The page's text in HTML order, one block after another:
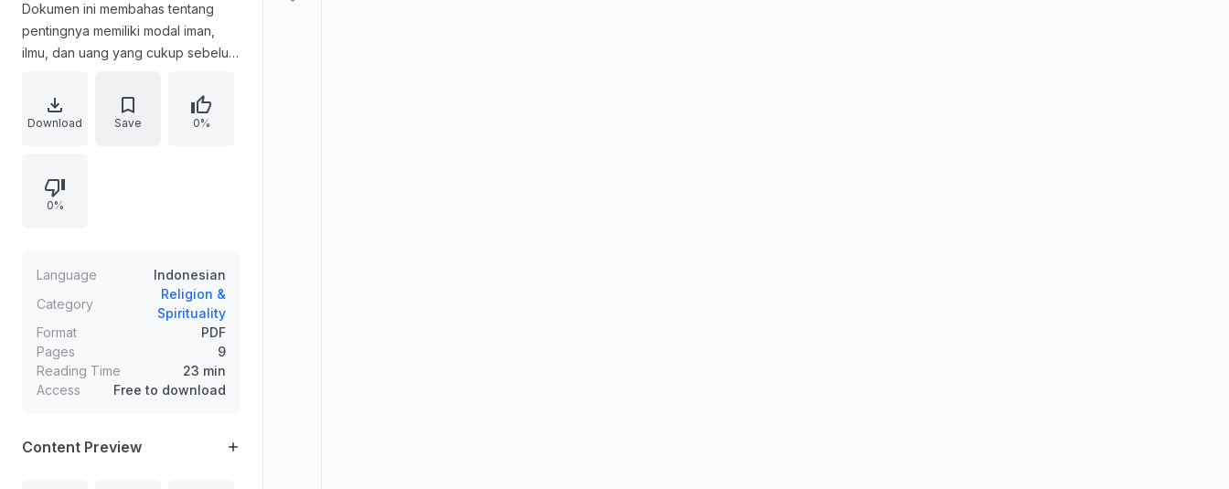
Dokumen ini membahas tentang
pentingnya memiliki modal iman,
ilmu, dan uang yang cukup sebelum
Penulis menekankan bahwa
pernikahan membutuhkan
belum memadai, disarankan untuk
berpuasa dan mempercepat
Download Save 0%
0%
Language
Indonesian
Category
Religion &
Spirituality
Format
PDF
Pages
9
Reading Time
23 min
Access
Free to download
Content Preview